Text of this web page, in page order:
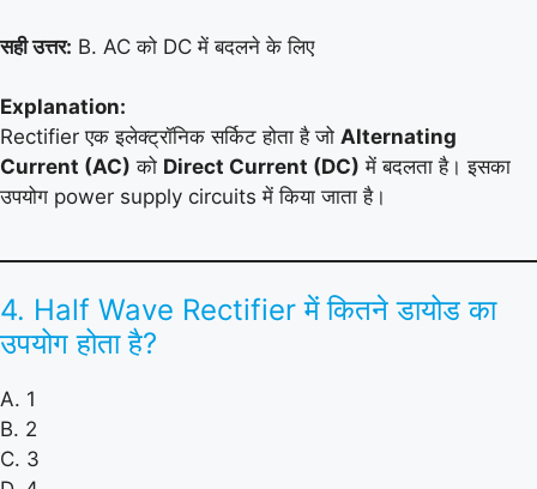
सही उत्तर: B. AC को DC में बदलने के लिए
Explanation:
Rectifier एक इलेक्ट्रॉनिक सर्किट होता है जो Alternating
Current (AC) को Direct Current (DC) में बदलता है। इसका
उपयोग power supply circuits में किया जाता है।
4. Half Wave Rectifier में कितने डायोड का
उपयोग होता है?
A. 1
B. 2
C. 3